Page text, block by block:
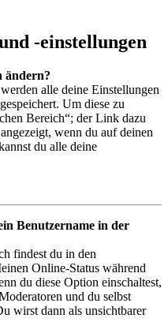
-einstellungen
ändern?
alle deine Einstellungen
Um diese zu
Bereich“; der Link dazu
wenn du auf deinen
du alle deine
Benutzername in der
findest du in den
Online-Status während
du diese Option einschaltest,
und du selbst
wirst dann als unsichtbarer